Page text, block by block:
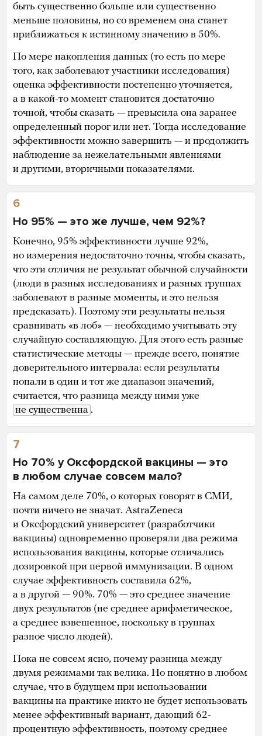
быть существенно больше или существенно
меньше половины, но со временем она станет
приближаться к истинному значению в 50%.
По мере накопления данных (то есть по мере
того, как заболевают участники исследования)
оценка эффективности постепенно уточняется,
а в какой-то момент становится достаточно
точной, чтобы сказать — превысила она заранее
определенный порог или нет. Тогда исследование
эффективности можно завершить — и продолжить
наблюдение за нежелательными явлениями
и другими, вторичными показателями.
6
Но 95% — это же лучше, чем 92%?
Конечно, 95% эффективности лучше 92%,
но измерения недостаточно точны, чтобы сказать,
что эти отличия не результат обычной случайности
(люди в разных исследованиях и разных группах
заболевают в разные моменты, и это нельзя
предсказать). Поэтому эти результаты нельзя
сравнивать «в лоб» — необходимо учитывать эту
случайную составляющую. Для этого есть разные
статистические методы — прежде всего, понятие
доверительного интервала: если результаты
попали в один и тот же диапазон значений,
считается, что разница между ними уже
не существенна .
7
Но 70% у Оксфордской вакцины — это
в любом случае совсем мало?
На самом деле 70%, о которых говорят в СМИ,
почти ничего не значат. AstraZeneca
и Оксфордский университет (разработчики
вакцины) одновременно проверяли два режима
использования вакцины, которые отличались
дозировкой при первой иммунизации. В одном
случае эффективность составила 62%,
а в другой — 90%. 70% — это среднее значение
двух результатов (не среднее арифметическое,
а среднее взвешенное, поскольку в группах
разное число людей).
Пока не совсем ясно, почему разница между
двумя режимами так велика. Но понятно в любом
случае, что в будущем при использовании
вакцины на практике никто не будет использовать
менее эффективный вариант, дающий 62-
процентную эффективность, поэтому среднее